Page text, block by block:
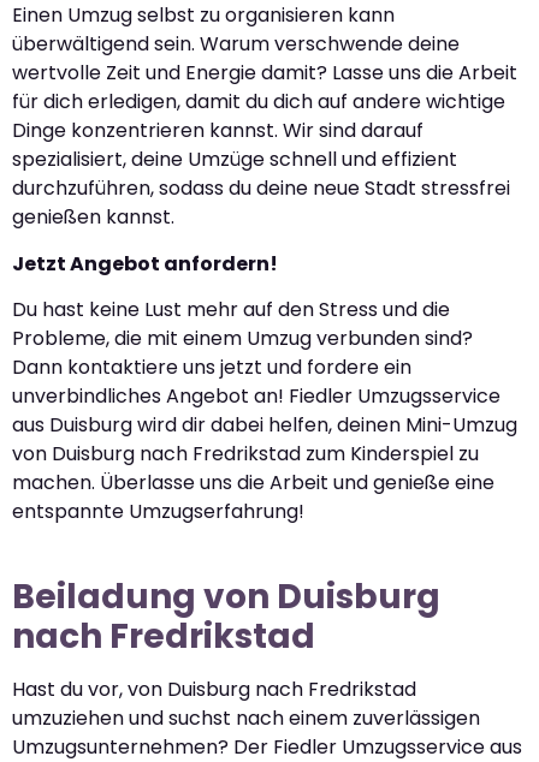
Einen Umzug selbst zu organisieren kann
überwältigend sein. Warum verschwende deine
wertvolle Zeit und Energie damit? Lasse uns die Arbeit
für dich erledigen, damit du dich auf andere wichtige
Dinge konzentrieren kannst. Wir sind darauf
spezialisiert, deine Umzüge schnell und effizient
durchzuführen, sodass du deine neue Stadt stressfrei
genießen kannst.
Jetzt Angebot anfordern!
Du hast keine Lust mehr auf den Stress und die
Probleme, die mit einem Umzug verbunden sind?
Dann kontaktiere uns jetzt und fordere ein
unverbindliches Angebot an! Fiedler Umzugsservice
aus Duisburg wird dir dabei helfen, deinen Mini-Umzug
von Duisburg nach Fredrikstad zum Kinderspiel zu
machen. Überlasse uns die Arbeit und genieße eine
entspannte Umzugserfahrung!
Beiladung von Duisburg
nach Fredrikstad
Hast du vor, von Duisburg nach Fredrikstad
umzuziehen und suchst nach einem zuverlässigen
Umzugsunternehmen? Der Fiedler Umzugsservice aus